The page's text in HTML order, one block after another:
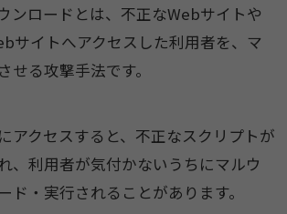
ンロードとは、不正なWebサイトや
サイトへアクセスした利用者を、マ
せる攻撃手法です。
アクセスすると、不正なスクリプトが
、利用者が気付かないうちにマルウ
ド・実行されることがあります。